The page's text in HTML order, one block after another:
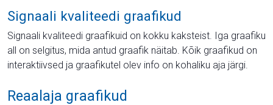
Signaali kvaliteedi graafikud
Signaali kvaliteedi graafikuid on kokku kaksteist. Iga graafiku
all on selgitus, mida antud graafik näitab. Kõik graafikud on
interaktiivsed ja graafikutel olev info on kohaliku aja järgi.
Reaalaja graafikud